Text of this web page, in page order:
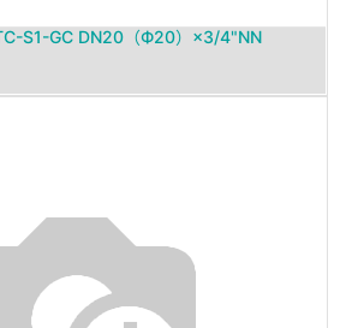
S1-GC DN20（Ф20）×3/4"NN